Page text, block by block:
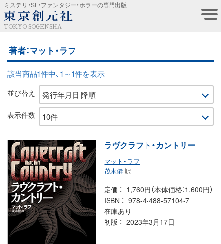
ミステリ・SF・ファンタジー・ホラーの専門出版
TOKYO SOGENSHA
著者：マット・ラフ
該当商品1件中、1～1件を表示
並び替え
表示件数
ラヴクラフト・カントリー
マット・ラフ
茂木健 訳
定価
1,760円（本体価格：1,600円）
ISBN
978-4-488-57104-7
在庫あり
初版
2023年3月17日